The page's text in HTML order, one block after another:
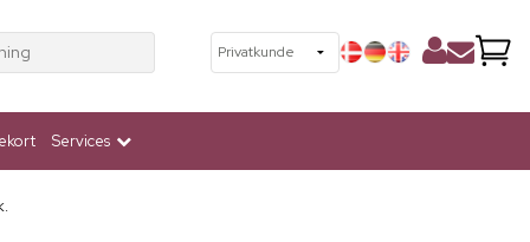
Services